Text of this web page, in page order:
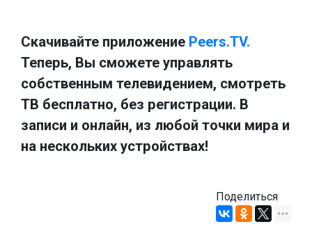
Скачивайте приложение Peers.TV.
Теперь, Вы сможете управлять
собственным телевидением, смотреть
ТВ бесплатно, без регистрации. В
записи и онлайн, из любой точки мира и
на нескольких устройствах!
Поделиться